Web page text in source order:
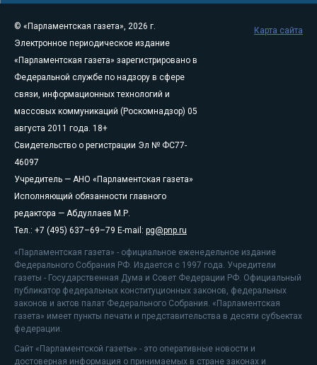
© «Парламентская газета», 2026 г.
Электронное периодическое издание
«Парламентская газета» зарегистрировано в
Федеральной службе по надзору в сфере
связи, информационных технологий и
массовых коммуникаций (Роскомнадзор) 05
августа 2011 года. 18+
Свидетельство о регистрации Эл № ФС77-
46097
Учредитель — АНО «Парламентская газета»
Исполняющий обязанности главного
редактора — Абдуллаев М.Р.
Тел.: +7 (495) 637–69–79 E-mail: pg@pnp.ru
«Парламентская газета» - официальное еженедельное издание
Федерального Собрания РФ. Издается с 1997 года. Учредители
газеты - Государственная Дума и Совет Федерации РФ. Официальный
публикатор федеральных конституционных законов, федеральных
законов и актов палат Федерального Собрания. «Парламентская
газета» имеет пункты печати и представительства в десяти субъектах
федерации.
Сайт «Парламентской газеты» - это оперативные новости и
достоверная информация о принимаемых в стране законах и
Карта сайта